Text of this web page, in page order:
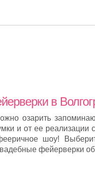
в
озарить
и от ее
шоу!
фейерверки